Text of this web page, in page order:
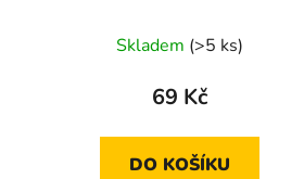
Skladem (>5 ks)
69 Kč
DO KOŠÍKU